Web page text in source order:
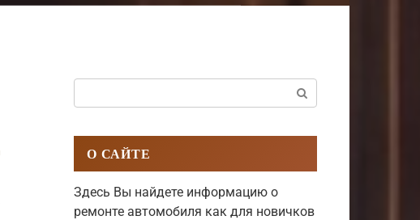
О САЙТЕ
Здесь Вы найдете информацию о
ремонте автомобиля как для новичков